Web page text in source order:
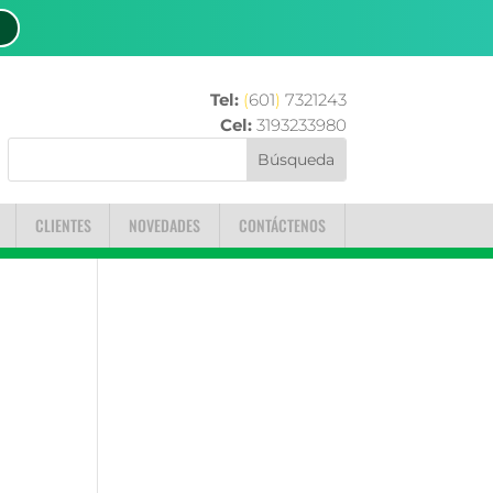
Tel: (601) 7321243
Cel:3193233980
CLIENTES NOVEDADES CONTÁCTENOS